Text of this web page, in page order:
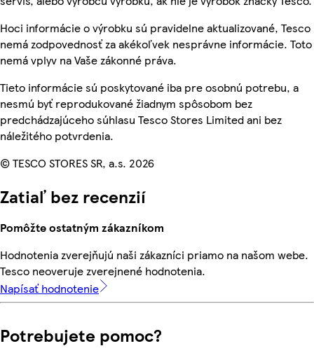
Hoci informácie o výrobku sú pravidelne aktualizované, Tesco
nemá zodpovednosť za akékoľvek nesprávne informácie. Toto
nemá vplyv na Vaše zákonné práva.
Tieto informácie sú poskytované iba pre osobnú potrebu, a
nesmú byť reprodukované žiadnym spôsobom bez
predchádzajúceho súhlasu Tesco Stores Limited ani bez
náležitého potvrdenia.
© TESCO STORES SR, a.s. 2026
Zatiaľ bez recenzií
Pomôžte ostatným zákazníkom
Hodnotenia zverejňujú naši zákazníci priamo na našom webe.
Tesco neoveruje zverejnené hodnotenia.
Napísať hodnotenie
Potrebujete pomoc?